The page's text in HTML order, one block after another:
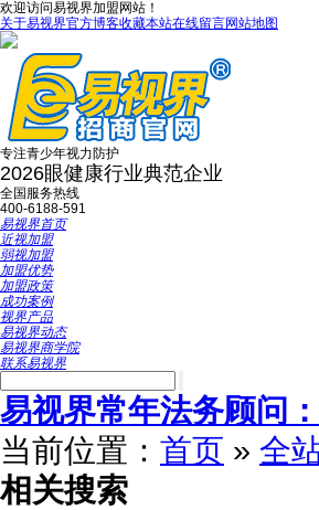
欢迎访问易视界加盟网站！
关于易视界官方博客收藏本站在线留言网站地图
专注青少年视力防护
2026眼健康行业典范企业
全国服务热线
400-6188-591
易视界首页
近视加盟
弱视加盟
加盟优势
加盟政策
成功案例
视界产品
易视界动态
易视界商学院
联系易视界
易视界常年法务顾问
当前位置： 首页 » 全
相关搜索